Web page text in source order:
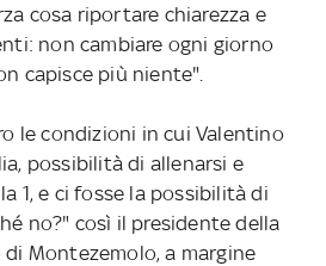
cosa riportare chiarezza e
non cambiare ogni giorno
capisce più niente".
le condizioni in cui Valentino
possibilità di allenarsi e
1, e ci fosse la possibilità di
no?" così il presidente della
di Montezemolo, a margine